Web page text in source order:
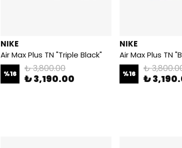
NIKE
Air Max Plus TN "Triple Black"
%16 ₺ 3,800.00
₺ 3,190.00
NIKE
Air Max Plus TN
%16 ₺
₺